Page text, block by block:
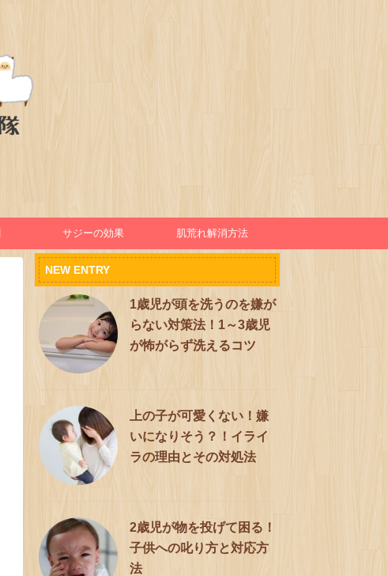
サジーの効果 肌荒れ解消方法
NEW ENTRY
1歳児が頭を洗うのを嫌が
らない対策法！1～3歳児
が怖がらず洗えるコツ
上の子が可愛くない！嫌
いになりそう？！イライ
ラの理由とその対処法
2歳児が物を投げて困る！
子供への叱り方と対応方
法